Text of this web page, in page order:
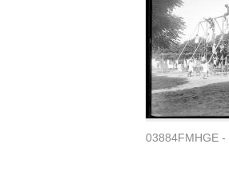
03884FMHGE -